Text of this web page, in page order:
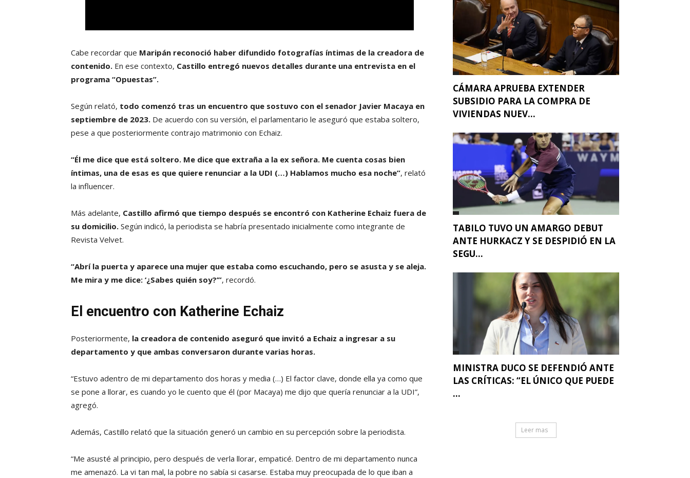
Cabe recordar que Maripán reconoció haber difundido fotografías íntimas de la creadora de
contenido. En ese contexto, Castillo entregó nuevos detalles durante una entrevista en el
programa “Opuestas”.
Según relató, todo comenzó tras un encuentro que sostuvo con el senador Javier Macaya en
septiembre de 2023. De acuerdo con su versión, el parlamentario le aseguró que estaba soltero,
pese a que posteriormente contrajo matrimonio con Echaiz.
“Él me dice que está soltero. Me dice que extraña a la ex señora. Me cuenta cosas bien
íntimas, una de esas es que quiere renunciar a la UDI (…) Hablamos mucho esa noche”, relató
la influencer.
Más adelante, Castillo afirmó que tiempo después se encontró con Katherine Echaiz fuera de
su domicilio. Según indicó, la periodista se habría presentado inicialmente como integrante de
Revista Velvet.
“Abrí la puerta y aparece una mujer que estaba como escuchando, pero se asusta y se aleja.
Me mira y me dice: ‘¿Sabes quién soy?’”, recordó.
El encuentro con Katherine Echaiz
Posteriormente, la creadora de contenido aseguró que invitó a Echaiz a ingresar a su
departamento y que ambas conversaron durante varias horas.
“Estuvo adentro de mi departamento dos horas y media (…) El factor clave, donde ella ya como que
se pone a llorar, es cuando yo le cuento que él (por Macaya) me dijo que quería renunciar a la UDI”,
agregó.
Además, Castillo relató que la situación generó un cambio en su percepción sobre la periodista.
“Me asusté al principio, pero después de verla llorar, empaticé. Dentro de mi departamento nunca
me amenazó. La vi tan mal, la pobre no sabía si casarse. Estaba muy preocupada de lo que iban a
CÁMARA APRUEBA EXTENDER
SUBSIDIO PARA LA COMPRA DE
VIVIENDAS NUEV...
TABILO TUVO UN AMARGO DEBUT
ANTE HURKACZ Y SE DESPIDIÓ EN LA
SEGU...
MINISTRA DUCO SE DEFENDIÓ ANTE
LAS CRÍTICAS: “EL ÚNICO QUE PUEDE
...
Leer mas